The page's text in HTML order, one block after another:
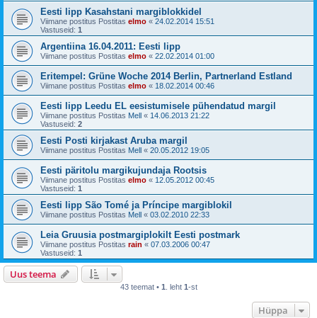
Eesti lipp Kasahstani margiblokkidel
Viimane postitus Postitas elmo « 24.02.2014 15:51
Vastuseid: 1
Argentiina 16.04.2011: Eesti lipp
Viimane postitus Postitas elmo « 22.02.2014 01:00
Eritempel: Grüne Woche 2014 Berlin, Partnerland Estland
Viimane postitus Postitas elmo « 18.02.2014 00:46
Eesti lipp Leedu EL eesistumisele pühendatud margil
Viimane postitus Postitas Mell « 14.06.2013 21:22
Vastuseid: 2
Eesti Posti kirjakast Aruba margil
Viimane postitus Postitas Mell « 20.05.2012 19:05
Eesti päritolu margikujundaja Rootsis
Viimane postitus Postitas elmo « 12.05.2012 00:45
Vastuseid: 1
Eesti lipp São Tomé ja Príncipe margiblokil
Viimane postitus Postitas Mell « 03.02.2010 22:33
Leia Gruusia postmargiplokilt Eesti postmark
Viimane postitus Postitas rain « 07.03.2006 00:47
Vastuseid: 1
Uus teema
43 teemat • 1 . leht 1-st
Hüppa